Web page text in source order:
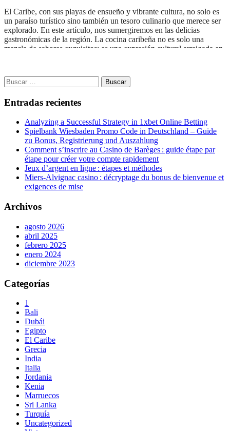
El Caribe, con sus playas de ensueño y vibrante cultura, no solo es
un paraíso turístico sino también un tesoro culinario que merece ser
explorado. En este artículo, nos sumergiremos en las delicias
gastronómicas de la región. La cocina caribeña no es solo una
mezcla de sabores exquisitos; es una expresión cultural arraigada en
Buscar:
Entradas recientes
Analyzing a Successful Strategy in 1xbet Online Betting
Spielbank Wiesbaden Promo Code in Deutschland – Guide
zu Bonus, Registrierung und Auszahlung
Comment s’inscrire au Casino de Barèges : guide étape par
étape pour créer votre compte rapidement
Jeux d’argent en ligne : étapes et méthodes
Miers-Alvignac casino : décryptage du bonus de bienvenue et
exigences de mise
Archivos
agosto 2026
abril 2025
febrero 2025
enero 2024
diciembre 2023
Categorías
1
Bali
Dubái
Egipto
El Caribe
Grecia
India
Italia
Jordania
Kenia
Marruecos
Sri Lanka
Turquía
Uncategorized